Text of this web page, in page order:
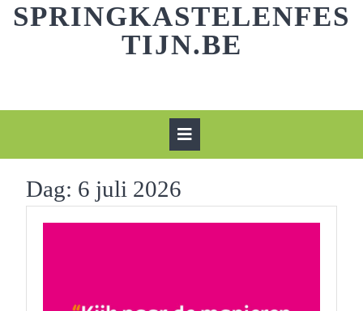
SPRINGKASTELENFES
TIJN.BE
Dag: 6 juli 2026